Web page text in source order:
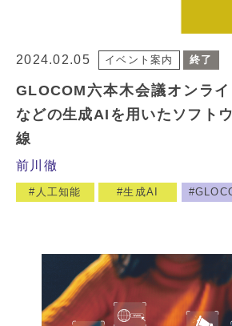
2024.02.05 イベント案内 終了
GLOCOM六本木会議オンラ
などの生成AIを用いたソフト
線
前川徹
人工知能 生成AI